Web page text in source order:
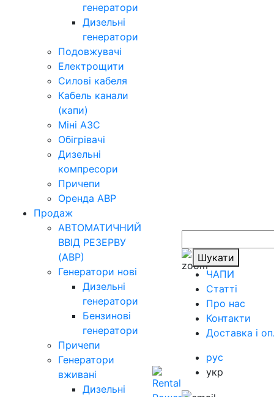
генератори
Дизельні
генератори
Подовжувачі
Електрощити
Силові кабеля
Кабель канали
(капи)
Міні АЗС
Обігрівачі
Дизельні
компресори
Причепи
Оренда АВР
Продаж
АВТОМАТИЧНИЙ
ВВІД РЕЗЕРВУ
(АВР)
Генератори нові
Дизельні
генератори
Бензинові
генератори
Причепи
Генератори
вживані
Дизельні
Шукати
ЧАПИ
Статті
Про нас
Контакти
Доставка і
рус
укр